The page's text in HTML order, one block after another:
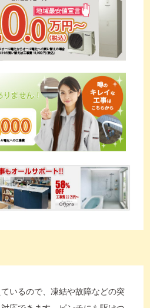
いるので、凍結や故障などの突